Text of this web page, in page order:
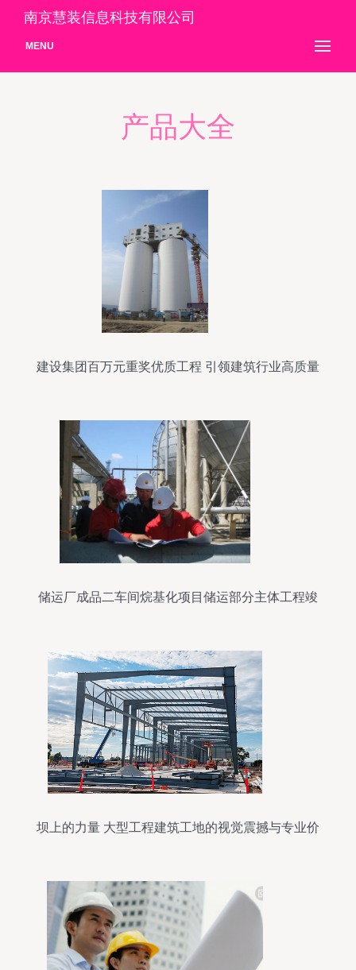
南京慧装信息科技有限公司
MENU
产品大全
建设集团百万元重奖优质工程 引领建筑行业高质量
储运厂成品二车间烷基化项目储运部分主体工程竣
坝上的力量 大型工程建筑工地的视觉震撼与专业价